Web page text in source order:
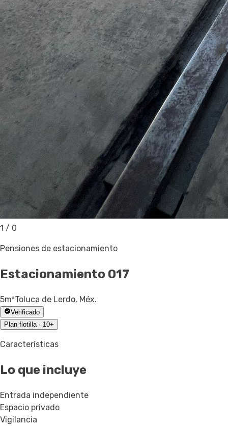
1 / 0
Pensiones de estacionamiento
Estacionamiento 017
5m²Toluca de Lerdo, Méx.
Verificado
Plan flotilla · 10+
Características
Lo que incluye
Entrada independiente
Espacio privado
Vigilancia